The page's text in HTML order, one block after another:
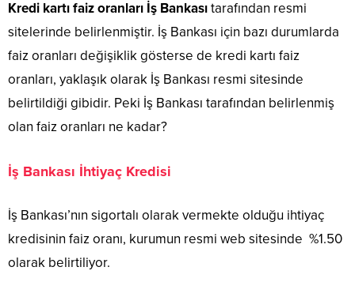
Kredi kartıfaizoranları İş Bankasıtarafından resmi
sitelerinde belirlenmiştir. İş Bankası için bazı durumlarda
faiz oranları değişiklik gösterse de kredi kartı faiz
oranları, yaklaşık olarak İş Bankası resmi sitesinde
belirtildiği gibidir. Peki İş Bankası tarafından belirlenmiş
olan faiz oranları ne kadar?
İş Bankası İhtiyaç Kredisi
İş Bankası’nın sigortalı olarak vermekte olduğu ihtiyaç
kredisinin faiz oranı, kurumun resmi web sitesinde %1.50
olarak belirtiliyor.